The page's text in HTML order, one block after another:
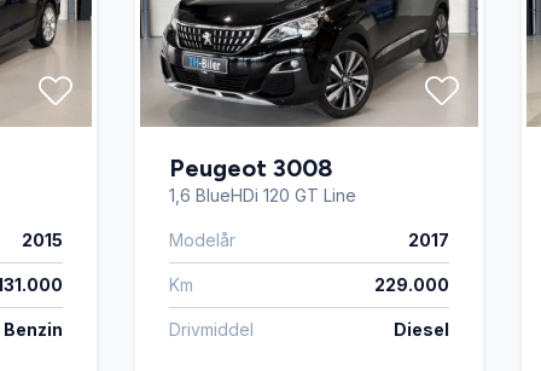
2015
Benzin
Peugeot 3008
1,6 BlueHDi 120 GT Line
Modelår 2017
Km 229.000
Drivmiddel Diesel